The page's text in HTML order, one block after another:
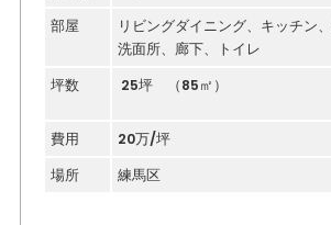
部屋
リビングダイニング、キッチン
洗面所、廊下、トイレ
坪数
25坪 （85㎡）
費用
20万/坪
場所
練馬区